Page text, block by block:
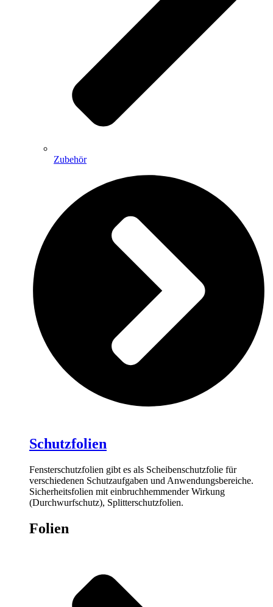
Zubehör
Schutzfolien
Fensterschutzfolien gibt es als Scheibenschutzfolie für
verschiedenen Schutzaufgaben und Anwendungsbereiche.
Sicherheitsfolien mit einbruchhemmender Wirkung
(Durchwurfschutz), Splitterschutzfolien.
Folien